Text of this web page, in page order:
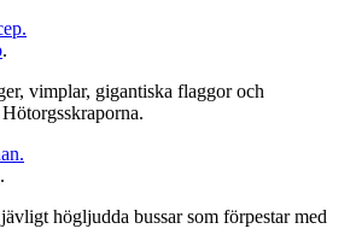
.
vimplar, gigantiska flaggor och
.
högljudda bussar som förpestar med